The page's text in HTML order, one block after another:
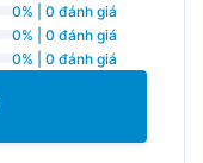
0% | 0 đánh giá
0% | 0 đánh giá
0% | 0 đánh giá